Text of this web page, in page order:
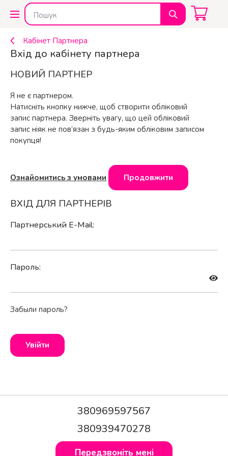
Кабінет Партнера
Вхід до кабінету партнера
НОВИЙ ПАРТНЕР
Я не є партнером.
Натисніть кнопку нижче, щоб створити обліковий
запис партнера. Зверніть увагу, що цей обліковий
запис ніяк не пов’язан з будь-яким обліковим записом
покупця!
Ознайомитись з умовами Продовжити
ВХІД ДЛЯ ПАРТНЕРІВ
Партнерський E-Mail:
Пароль:
Забыли пароль?
380969597567
380939470278
Передзвоніть мені